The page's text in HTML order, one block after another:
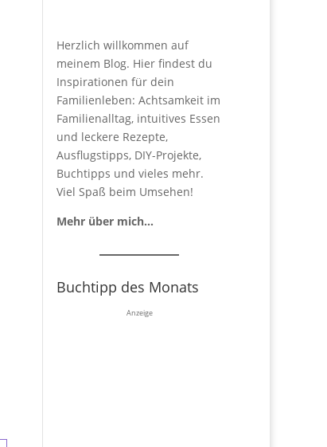
Herzlich willkommen auf
meinem Blog. Hier findest du
Inspirationen für dein
Familienleben: Achtsamkeit im
Familienalltag, intuitives Essen
und leckere Rezepte,
Ausflugstipps, DIY-Projekte,
Buchtipps und vieles mehr.
Viel Spaß beim Umsehen!
Mehr über mich…
Buchtipp des Monats
Anzeige